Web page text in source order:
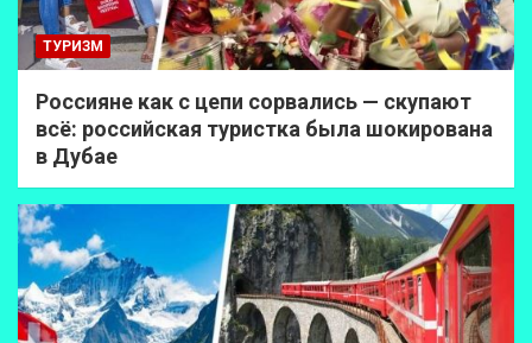
ТУРИЗМ
Россияне как с цепи сорвались — скупают
всё: российская туристка была шокирована
в Дубае